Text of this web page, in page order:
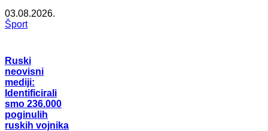
03.08.2026.
Šport
Ruski
neovisni
mediji:
Identificirali
smo 236.000
poginulih
ruskih vojnika